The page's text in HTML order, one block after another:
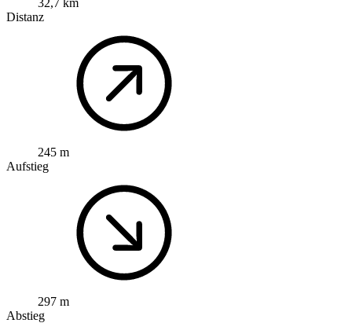
Distanz
245 m
Aufstieg
297 m
Abstieg